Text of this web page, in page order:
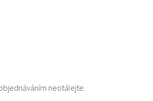
neotálejte.